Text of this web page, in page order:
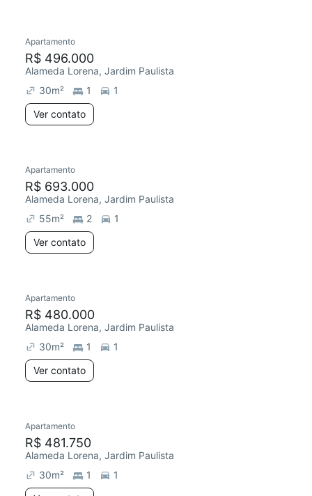
Apartamento
R$ 496.000
Alameda Lorena, Jardim Paulista
30m² 1
1
Ver contato
Apartamento
R$ 693.000
Alameda Lorena, Jardim Paulista
55m² 2
1
Ver contato
Apartamento
R$ 480.000
Alameda Lorena, Jardim Paulista
30m² 1
1
Ver contato
Apartamento
R$ 481.750
Alameda Lorena, Jardim Paulista
30m² 1
1